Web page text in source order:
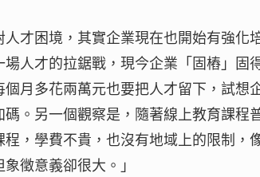
人才困境，其實企業現在也開始有強
場人才的拉鋸戰，現今企業「固樁」
個月多花兩萬元也要把人才留下，試
碼。另一個觀察是，隨著線上教育課程
程，學費不貴，也沒有地域上的限制
徵意義卻很大。」